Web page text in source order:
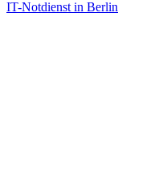
IT-Notdienst in Berlin